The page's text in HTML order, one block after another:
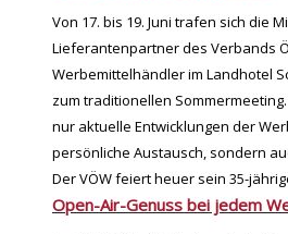
Von 17. bis 19. Juni trafen sich die
Lieferantenpartner des Verbands
Werbemittelhändler im Landhotel
zum traditionellen
nur aktuelle Entwicklungen der
persönliche Austausch, sondern
Der VÖW feiert heuer sein 35-
Open-Air-Genuss bei jedem